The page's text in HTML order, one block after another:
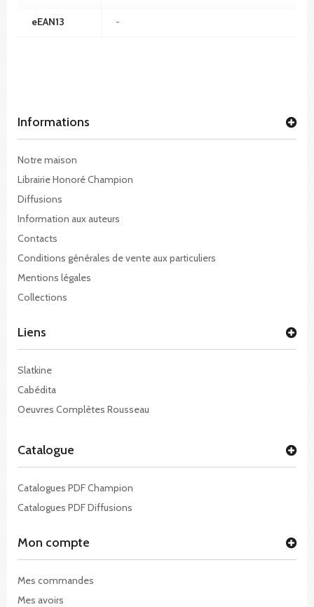
eEAN13 -
Informations
Notre maison
Librairie Honoré Champion
Diffusions
Information aux auteurs
Contacts
Conditions générales de vente aux particuliers
Mentions légales
Collections
Liens
Slatkine
Cabédita
Oeuvres Complètes Rousseau
Catalogue
Catalogues PDF Champion
Catalogues PDF Diffusions
Mon compte
Mes commandes
Mes avoirs